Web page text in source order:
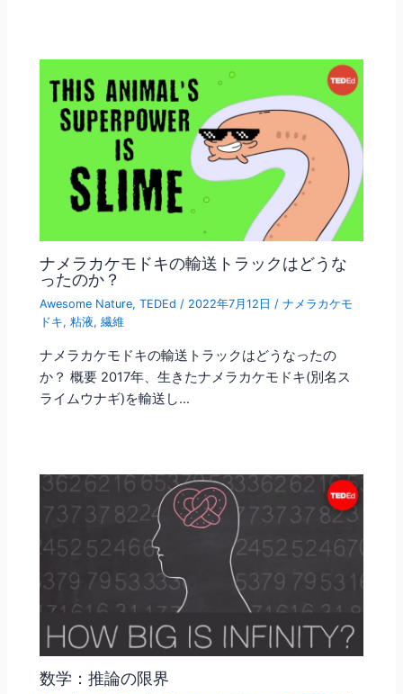
ナメラカケモドキの輸送トラックはどうな
ったのか？
Awesome Nature,TEDEd / 2022年7月12日 /ナメラカケモ
ドキ,粘液,繊維
ナメラカケモドキの輸送トラックはどうなったの
か？ 概要 2017年、生きたナメラカケモドキ(別名ス
ライムウナギ)を輸送し…
数学：推論の限界